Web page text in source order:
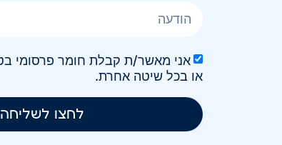
או בכל שיטה אחרת.
לחצו לשליחה